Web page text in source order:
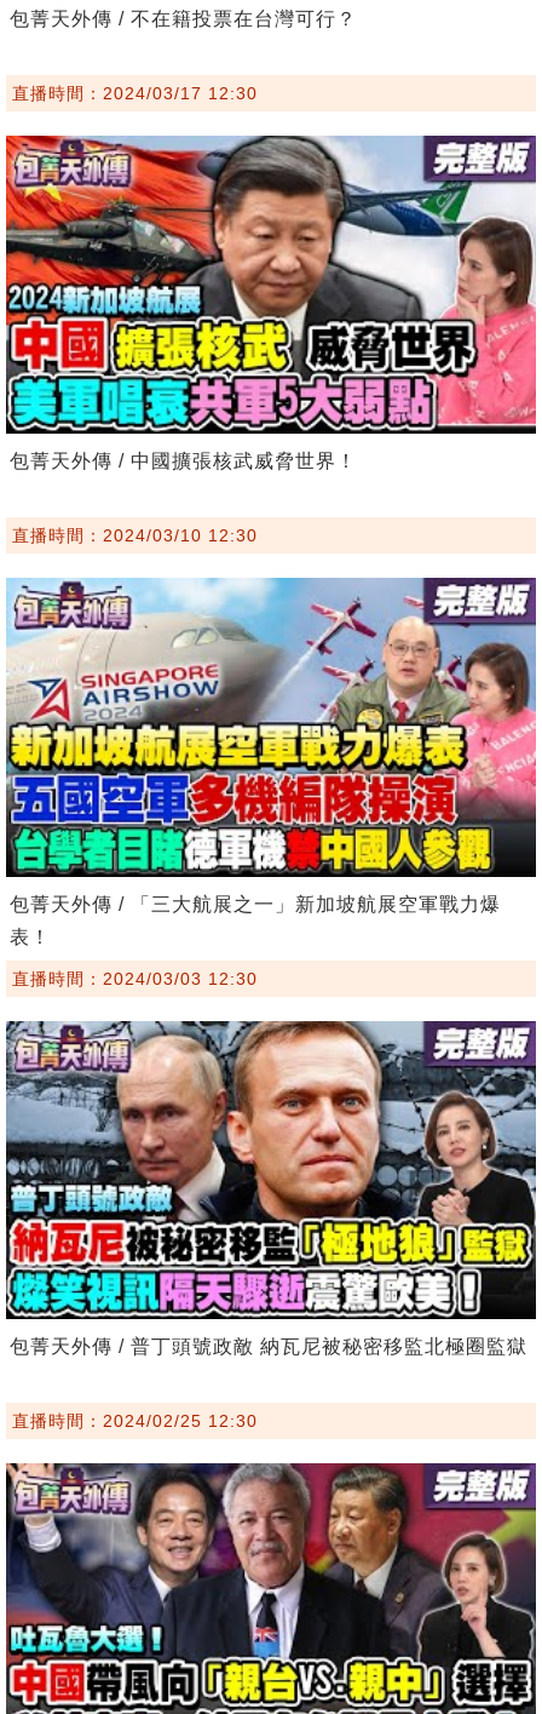
包菁天外傳 / 不在籍投票在台灣可行？
直播時間：2024/03/17 12:30
包菁天外傳 / 中國擴張核武威脅世界！
直播時間：2024/03/10 12:30
包菁天外傳 / 「三大航展之一」新加坡航展空軍戰力爆
表！
直播時間：2024/03/03 12:30
包菁天外傳 / 普丁頭號政敵 納瓦尼被秘密移監北極圈監獄
直播時間：2024/02/25 12:30